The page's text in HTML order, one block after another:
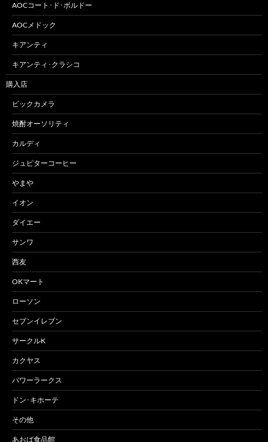
AOCコート･ド･ボルドー
AOCメドック
キアンティ
キアンティ･クラシコ
購入店
ビックカメラ
焼酎オーソリティ
カルディ
ジュピターコーヒー
やまや
イオン
ダイエー
サンワ
西友
OKマート
ローソン
セブンイレブン
サークルK
カクヤス
パワーラークス
ドン･キホーテ
その他
あおば食品館